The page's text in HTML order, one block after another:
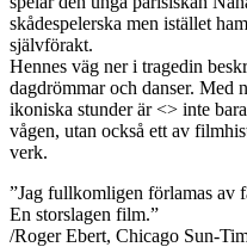
skådespelerska men istället
självförakt.
Hennes väg ner i tragedin
dagdrömmar och danser. Med
ikoniska stunder är <> inte
vågen, utan också ett av
verk.
”Jag fullkomligen förlamas av
En storslagen film.”
/Roger Ebert, Chicago Sun-